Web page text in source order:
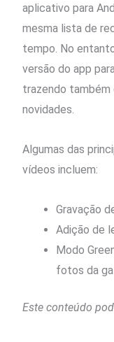
aplicativo para
mesma lista de
tempo. No
versão do app
trazendo também
novidades.
Algumas das
vídeos incluem:
Gravação
Adição de
Modo
fotos da
Este conteúdo